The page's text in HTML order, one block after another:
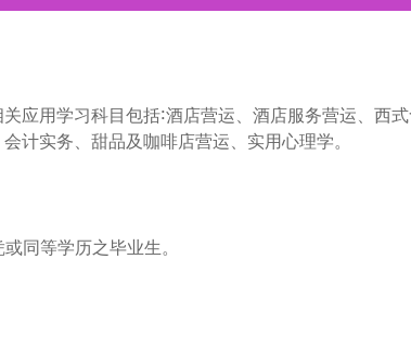
应用学习科目包括∶酒店营运、酒店服务营运、西
计实务、甜品及咖啡店营运、实用心理学。
同等学历之毕业生。